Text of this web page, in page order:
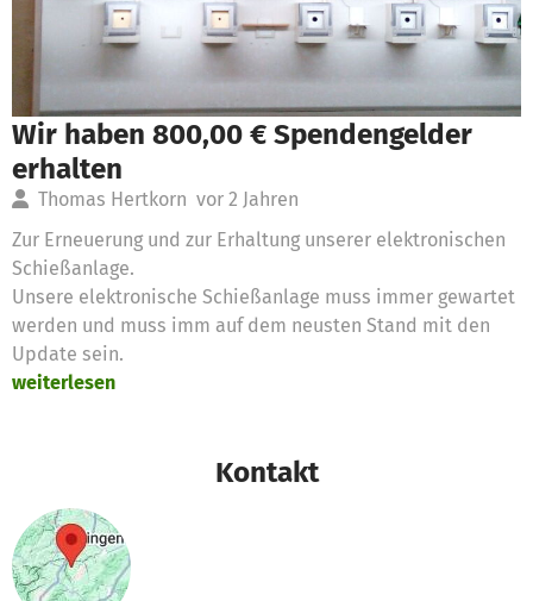
Wir haben 800,00 € Spendengelder
erhalten
Thomas Hertkorn vor 2 Jahren
Zur Erneuerung und zur Erhaltung unserer elektronischen
Schießanlage.
Unsere elektronische Schießanlage muss immer gewartet
werden und muss imm auf dem neusten Stand mit den
Update sein.
weiterlesen
Kontakt